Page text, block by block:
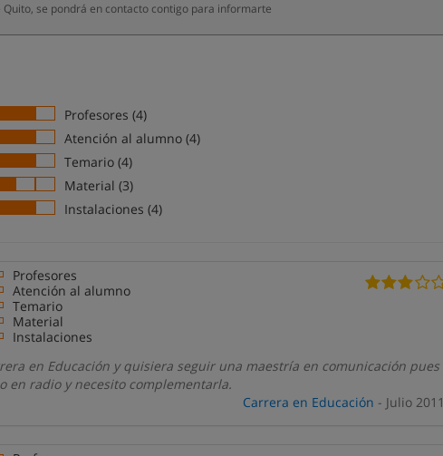
se pondrá en contacto contigo para informarte
Profesores (4)
Atención al alumno (4)
Temario (4)
Material (3)
Instalaciones (4)
Profesores
Atención al alumno
Temario
Material
Instalaciones
en Educación y quisiera seguir una maestría en comunicación pues
en radio y necesito complementarla.
Carrera en Educación - Julio 2011